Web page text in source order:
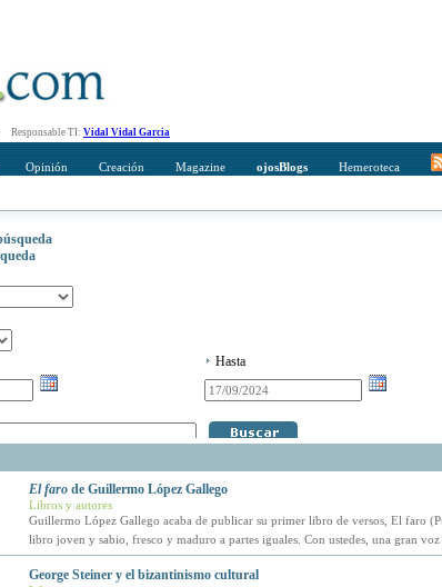
Responsable TI: Vidal Vidal Garcia
Opinión Creación Magazine ojosBlogs Hemeroteca
Hasta
El farode Guillermo López Gallego
Libros y autores
Guillermo López Gallego acaba de publicar su primer libro de versos, El faro
libro joven y sabio, fresco y maduro a partes iguales. Con ustedes, una gran voz
George Steiner y el bizantinismo cultural